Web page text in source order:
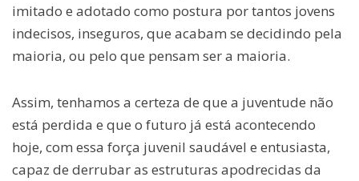
imitado e adotado como postura por tantos jovens
indecisos, inseguros, que acabam se decidindo pela
maioria, ou pelo que pensam ser a maioria.
Assim, tenhamos a certeza de que a juventude não
está perdida e que o futuro já está acontecendo
hoje, com essa força juvenil saudável e entusiasta,
capaz de derrubar as estruturas apodrecidas da